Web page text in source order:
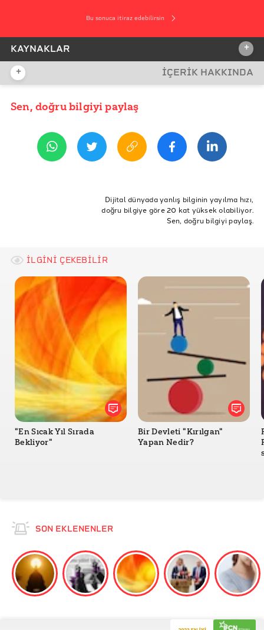
Bu sonuca itiraz edebilirsin
KAYNAKLAR +
İDDİA KAYNAĞI
İddia Bağlantısı
REFERANSLAR
Times - Government-backed ‘digital IDs’ to let people
open bank accounts
+ İÇERİK HAKKINDA
YAYIN TARİHİ
birleşik krallık
e-devlet
karbon ayak izi
Sen, doğru bilgiyi paylaş
Dijital dünyada yanlış bilginin yayılma hızı,
doğru bilgiye göre 20 kat yüksek olabiliyor.
Sen, doğru bilgiyi paylaş.
İLGİNİ ÇEKEBİLİR
"En Sıcak Yıl Sırada
Bekliyor"
Bir Devleti "Kırılgan"
Yapan Nedir?
SON EKLENENLER